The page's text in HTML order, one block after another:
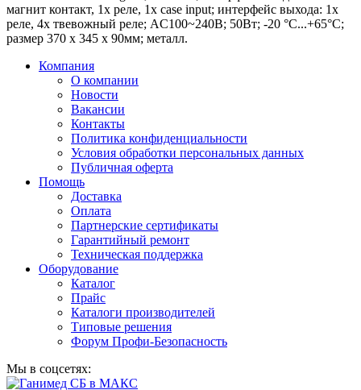
магнит контакт, 1х реле, 1x case input; интерфейс выхода: 1x
реле, 4х твевожный реле; AC100~240В; 50Вт; -20 °C...+65°C;
размер 370 x 345 x 90мм; металл.
Компания
О компании
Новости
Вакансии
Контакты
Политика конфиденциальности
Условия обработки персональных данных
Публичная оферта
Помощь
Доставка
Оплата
Партнерские сертификаты
Гарантийный ремонт
Техническая поддержка
Оборудование
Каталог
Прайс
Каталоги производителей
Типовые решения
Форум Профи-Безопасность
Мы в соцсетях: